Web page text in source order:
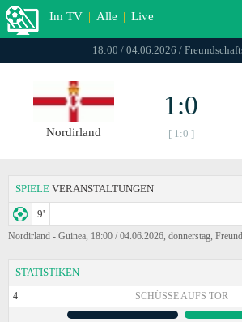
Im TV | Alle | Live
18:00 / 04.06.2026 /
Nordirland
1:0
[ 1:0 ]
SPIELE VERANSTALTUNGEN
9'
Nordirland - Guinea, 18:00 / 04.06.2026, donnerstag,
STATISTIKEN
4 SCHÜSSE AUFS TOR